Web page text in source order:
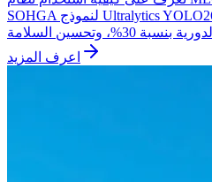
SOHGA لنموذج Ultralytics YOLO26 لأتمتة دوريات مواقف
اعرف المزيد